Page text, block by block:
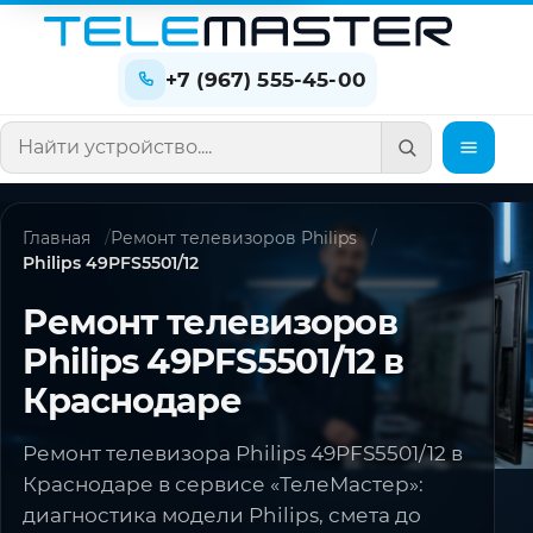
+7 (967) 555-45-00
Поиск по сайту
Главная
Ремонт телевизоров Philips
Philips 49PFS5501/12
Ремонт телевизоров
Philips 49PFS5501/12 в
Краснодаре
Ремонт телевизора Philips 49PFS5501/12 в
Краснодаре в сервисе «ТелеМастер»:
диагностика модели Philips, смета до